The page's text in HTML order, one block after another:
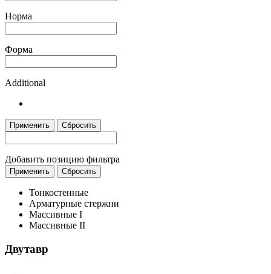
Норма
Форма
Additional
Применить Сбросить
Добавить позицию фильтра
Применить Сбросить
Тонкостенные
Арматурные стержни
Массивные I
Массивные II
Двутавр